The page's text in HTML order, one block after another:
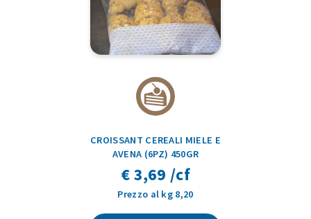
CROISSANT CEREALI MIELE E
AVENA (6PZ) 450GR
€ 3,69 /cf
Prezzo al kg 8,20